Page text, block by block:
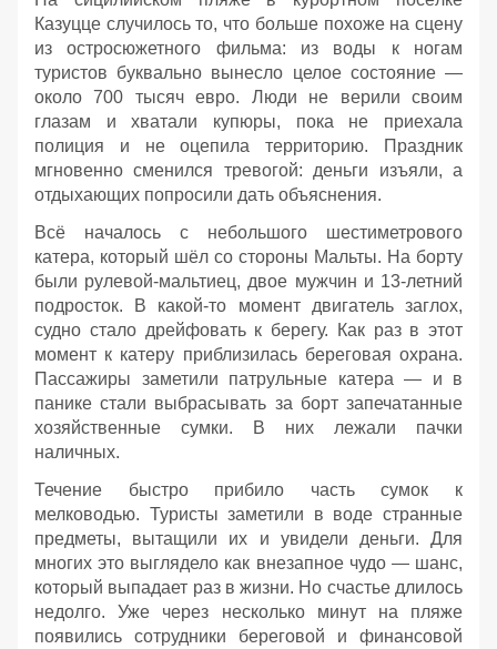
Казуцце случилось то, что больше похоже на сцену
из остросюжетного фильма: из воды к ногам
туристов буквально вынесло целое состояние —
около 700 тысяч евро. Люди не верили своим
глазам и хватали купюры, пока не приехала
полиция и не оцепила территорию. Праздник
мгновенно сменился тревогой: деньги изъяли, а
отдыхающих попросили дать объяснения.
Всё началось с небольшого шестиметрового
катера, который шёл со стороны Мальты. На борту
были рулевой‑мальтиец, двое мужчин и 13‑летний
подросток. В какой‑то момент двигатель заглох,
судно стало дрейфовать к берегу. Как раз в этот
момент к катеру приблизилась береговая охрана.
Пассажиры заметили патрульные катера — и в
панике стали выбрасывать за борт запечатанные
хозяйственные сумки. В них лежали пачки
наличных.
Течение быстро прибило часть сумок к
мелководью. Туристы заметили в воде странные
предметы, вытащили их и увидели деньги. Для
многих это выглядело как внезапное чудо — шанс,
который выпадает раз в жизни. Но счастье длилось
недолго. Уже через несколько минут на пляже
появились сотрудники береговой и финансовой